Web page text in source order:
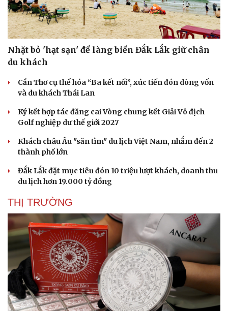
Nhặt bỏ 'hạt sạn' để làng biển Đắk Lắk giữ chân
du khách
Cần Thơ cụ thể hóa “Ba kết nối”, xúc tiến đón dòng vốn
và du khách Thái Lan
Ký kết hợp tác đăng cai Vòng chung kết Giải Vô địch
Golf nghiệp dư thế giới 2027
Khách châu Âu "săn tìm" du lịch Việt Nam, nhắm đến 2
thành phố lớn
Đắk Lắk đặt mục tiêu đón 10 triệu lượt khách, doanh thu
du lịch hơn 19.000 tỷ đồng
THỊ TRƯỜNG